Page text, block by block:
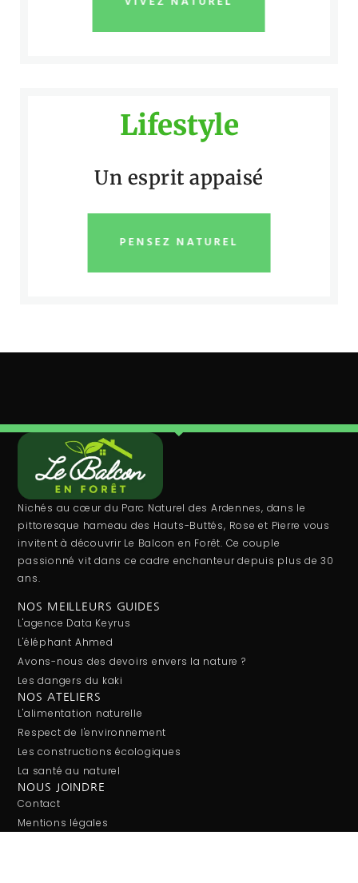
Lifestyle
Un esprit appaisé
PENSEZ NATUREL
Nichés au cœur du Parc Naturel des Ardennes, dans le
pittoresque hameau des Hauts-Buttés, Rose et Pierre vous
invitent à découvrir Le Balcon en Forêt. Ce couple
passionné vit dans ce cadre enchanteur depuis plus de 30
ans.
NOS MEILLEURS GUIDES
L'agence Data Keyrus
L'éléphant Ahmed
Avons-nous des devoirs envers la nature ?
Les dangers du kaki
NOS ATELIERS
L'alimentation naturelle
Respect de l'environnement
Les constructions écologiques
La santé au naturel
NOUS JOINDRE
Contact
Mentions légales